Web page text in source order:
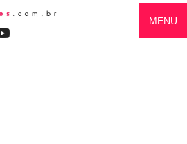
MENU